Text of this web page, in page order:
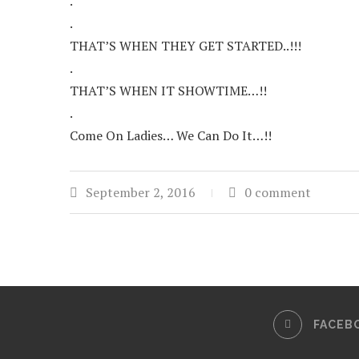
.
THAT’S WHEN THEY GET STARTED..!!!
.
THAT’S WHEN IT SHOWTIME…!!
.
Come On Ladies… We Can Do It…!!
September 2, 2016 0 comment